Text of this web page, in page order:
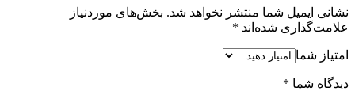
نشانی ایمیل شما منتشر نخواهد شد. بخش‌های موردنیاز
علامت‌گذاری شده‌اند *
امتیاز شما
دیدگاه شما *